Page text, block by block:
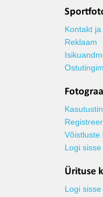
Kontakt
Reklaam
Võistluste
Logi sisse
Ürituse
Logi sisse